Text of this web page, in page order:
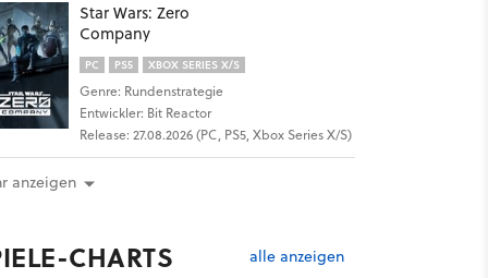
Star Wars: Zero
Company
PC PS5 XBOX SERIES X/S
Genre: Rundenstrategie
Entwickler: Bit Reactor
Release: 27.08.2026 (PC, PS5, Xbox Series X/S)
anzeigen
CHARTS alle anzeigen